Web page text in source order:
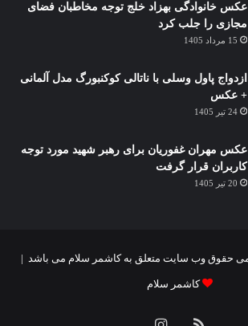
عکس خانوادگی بهزاد خلج توجه مخاطبان فضای
مجازی را جلب کرد
15 مرداد 1405
ازدواج پاول وسلی با ناتالی کوکنبورگ مدل آلمانی
+ عکس
24 تیر 1405
عکس مهران غفوریان برای رهبر شهید مورد توجه
کاربران قرار گرفت
20 تیر 1405
کاشمر سلام